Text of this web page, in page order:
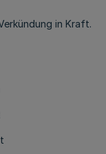
in Kraft.